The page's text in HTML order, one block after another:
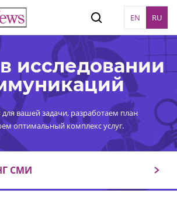
EN RU
исследовании
вашей задачи, разработаем план
оптимальный комплекс услуг.
СМИ